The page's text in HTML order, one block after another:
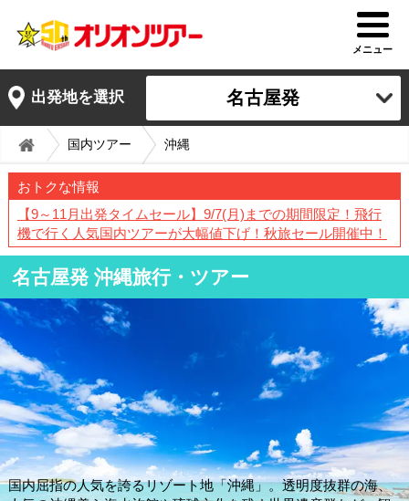
メニュー
出発地を選択 名古屋発
国内ツアー 沖縄
おトクな情報
【9～11月出発タイムセール】9/7(月)までの期間限定！飛行
機で行く人気国内ツアーが大幅値下げ！秋旅セール開催中！
名古屋発 沖縄旅行・ツアー
国内屈指の人気を誇るリゾート地「沖縄」。透明度抜群の海、